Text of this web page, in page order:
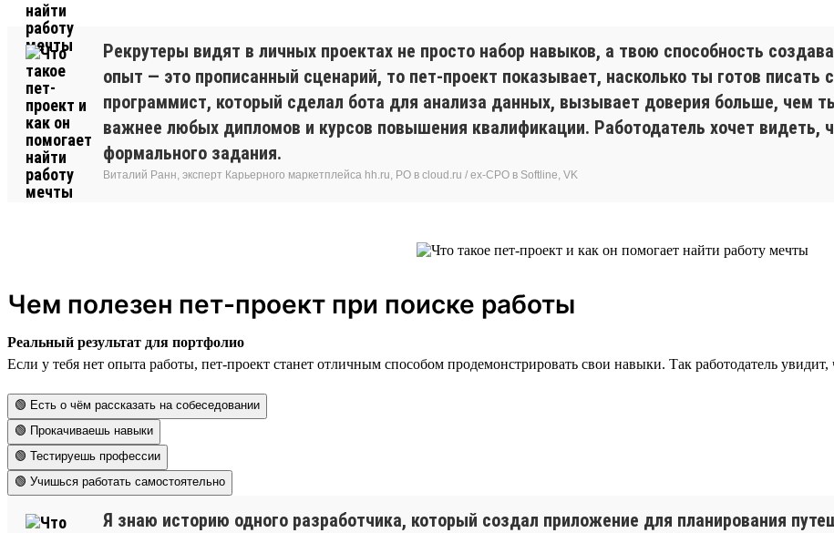
Рекрутеры видят в личных проектах не просто набор навыков, а твою способность
опыт — это прописанный сценарий, то пет-проект показывает, насколько ты готов
программист, который сделал бота для анализа данных, вызывает доверия больше, чем
важнее любых дипломов и курсов повышения квалификации. Работодатель хочет видеть,
формального задания.
Виталий Ранн, эксперт Карьерного маркетплейса hh.ru, PO в cloud.ru / ex-CPO в Softline, VK
Чем полезен пет-проект при поиске работы
Реальный результат для портфолио
Если у тебя нет опыта работы, пет-проект станет отличным способом продемонстрировать свои навыки. Так работодатель
🟢 Есть о чём рассказать на собеседовании
🟢 Прокачиваешь навыки
🟢 Тестируешь профессии
🟢 Учишься работать самостоятельно
Я знаю историю одного разработчика, который создал приложение для планирования